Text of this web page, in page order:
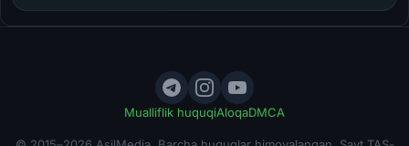
Mualliflik huquqiAloqaDMCA